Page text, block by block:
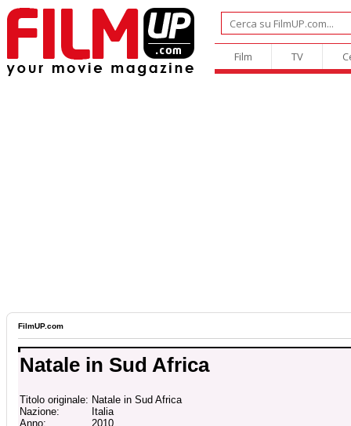
Film TV
FilmUP.com
Natale in Sud Africa
Titolo originale: Natale in Sud Africa
Nazione:
Italia
Anno:
2010